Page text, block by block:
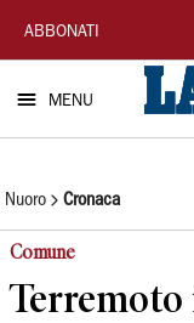
La
Nuova
Sardegna
ABBONATI
MENU
Nuoro Cronaca
Comune
Terremoto